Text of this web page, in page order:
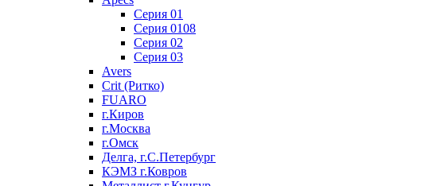
Серия 01
Серия 0108
Серия 02
Серия 03
Avers
Crit (Ритко)
FUARO
г.Киров
г.Москва
г.Омск
Делга, г.С.Петербург
КЭМЗ г.Ковров